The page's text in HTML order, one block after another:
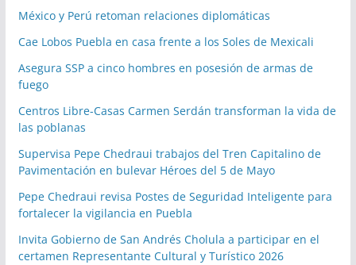
México y Perú retoman relaciones diplomáticas
Cae Lobos Puebla en casa frente a los Soles de Mexicali
Asegura SSP a cinco hombres en posesión de armas de
fuego
Centros Libre-Casas Carmen Serdán transforman la vida de
las poblanas
Supervisa Pepe Chedraui trabajos del Tren Capitalino de
Pavimentación en bulevar Héroes del 5 de Mayo
Pepe Chedraui revisa Postes de Seguridad Inteligente para
fortalecer la vigilancia en Puebla
Invita Gobierno de San Andrés Cholula a participar en el
certamen Representante Cultural y Turístico 2026